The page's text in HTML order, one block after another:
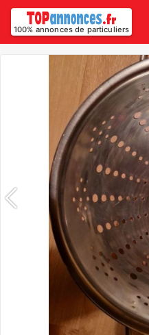
100% annonces de particuliers